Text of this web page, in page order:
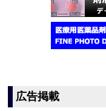
広告掲載